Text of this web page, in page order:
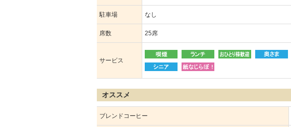
駐車場 なし
席数 25席
サービス
オススメ
ブレンドコーヒー